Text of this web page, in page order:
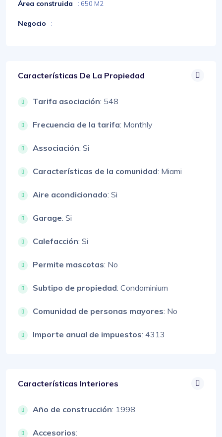
Área construida : 650 M2
Negocio :
Características De La Propiedad
Tarifa asociación: 548
Frecuencia de la tarifa: Monthly
Associación: Si
Características de la comunidad: Miami
Aire acondicionado: Si
Garage: Si
Calefacción: Si
Permite mascotas: No
Subtipo de propiedad: Condominium
Comunidad de personas mayores: No
Importe anual de impuestos: 4313
Características Interiores
Año de construcción: 1998
Accesorios: